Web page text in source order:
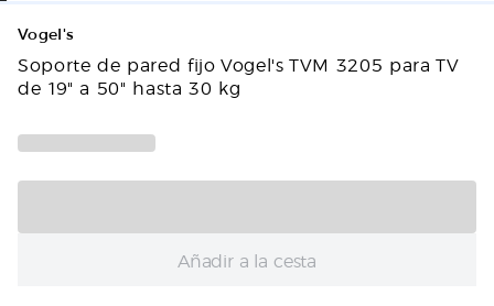
Vogel's
Soporte de pared fijo Vogel's TVM 3205 para TV
de 19" a 50" hasta 30 kg
Añadir a la cesta